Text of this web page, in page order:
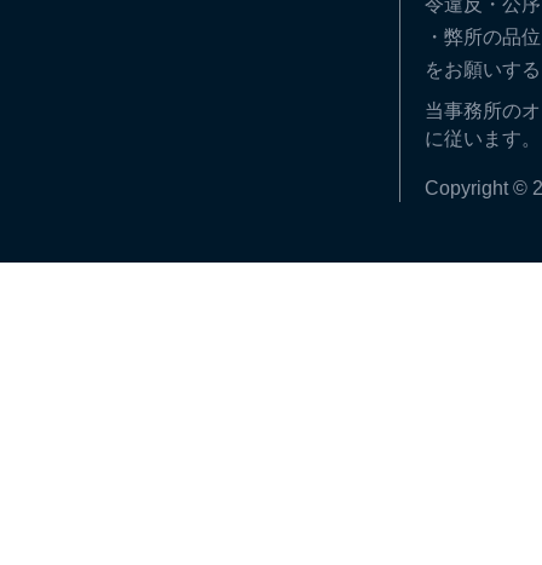
令違反・公
・弊所の品
をお願いす
当事務所の
に従います。
Copyright ©